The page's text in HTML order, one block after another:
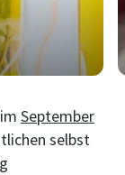
September
selbst